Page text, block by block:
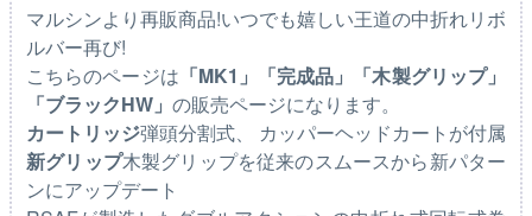
マルシンより再販商品!いつでも嬉しい王道の中折れリボ
ルバー再び!
こちらのページは 「MK1」「完成品」「木製グリップ」
「ブラックHW」 の販売ページになります。
カートリッジ弾頭分割式、 カッパーヘッドカートが付属
新グリップ木製グリップを従来のスムースから新パター
ンにアップデート